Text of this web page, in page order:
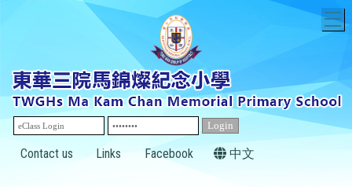
Contact us Links Facebook 中文